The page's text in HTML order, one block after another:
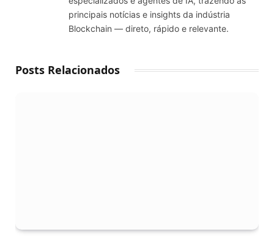
principais notícias e insights da indústria
Blockchain — direto, rápido e relevante.
Posts Relacionados